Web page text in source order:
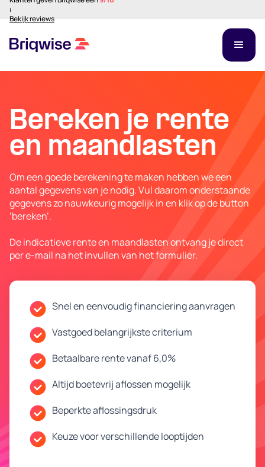
⏐
Bekijk reviews
Bereken je rente
en maandlasten
Om een goede berekening te maken hebben we een
aantal gegevens van je nodig. Vul daarom onderstaande
gegevens zo nauwkeurig mogelijk in en klik op de button
‘bereken’.
De indicatieve rente en maandlasten ontvang je direct
per e-mail na het invullen van het formulier.
Snel en eenvoudig financiering aanvragen
Vastgoed belangrijkste criterium
Betaalbare rente vanaf 6,0%
Altijd boetevrij aflossen mogelijk
Beperkte aflossingsdruk
Keuze voor verschillende looptijden